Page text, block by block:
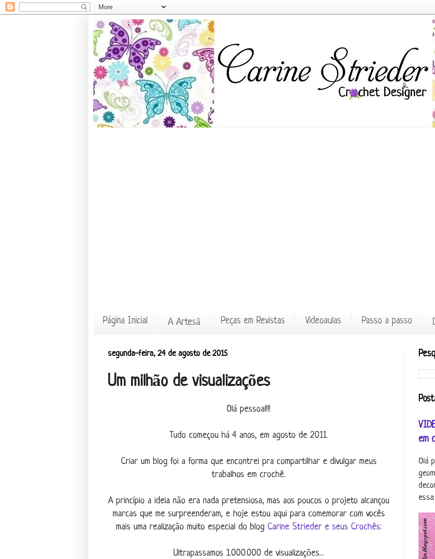
Página Inicial A Artesã Peças em Revistas Videoaulas Passo a passo
segunda-feira, 24 de agosto de 2015
Um milhão de visualizações
Olá pessoal!!!
Tudo começou há 4 anos, em agosto de 2011.
Criar um blog foi a forma que encontrei pra compartilhar e divulgar meus
trabalhos em crochê.
A princípio a ideia não era nada pretensiosa, mas aos poucos o projeto alcançou
marcas que me surpreenderam, e hoje estou aqui para comemorar com vocês
mais uma realização muito especial do blog Carine Strieder e seus Crochês:
Ultrapassamos 1.000.000 de visualizações...
em
Olá